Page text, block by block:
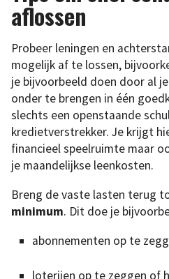
aflossen
Probeer leningen en
mogelijk af te lossen,
je bijvoorbeeld doen door al
onder te brengen in één
slechts een openstaande
kredietverstrekker. Je krijgt
financieel speelruimte maar
je maandelijkse leenkosten.
Breng de vaste lasten terug
minimum. Dit doe je
abonnementen op te
loterijen op te zeggen of